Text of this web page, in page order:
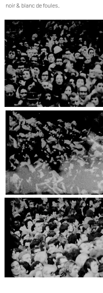
noir & blanc de foules.